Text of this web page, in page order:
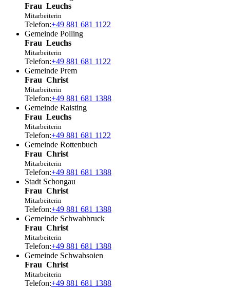
Frau Leuchs
Mitarbeiterin
Telefon:+49 881 681 1122
Gemeinde Polling
Frau Leuchs
Mitarbeiterin
Telefon:+49 881 681 1122
Gemeinde Prem
Frau Christ
Mitarbeiterin
Telefon:+49 881 681 1388
Gemeinde Raisting
Frau Leuchs
Mitarbeiterin
Telefon:+49 881 681 1122
Gemeinde Rottenbuch
Frau Christ
Mitarbeiterin
Telefon:+49 881 681 1388
Stadt Schongau
Frau Christ
Mitarbeiterin
Telefon:+49 881 681 1388
Gemeinde Schwabbruck
Frau Christ
Mitarbeiterin
Telefon:+49 881 681 1388
Gemeinde Schwabsoien
Frau Christ
Mitarbeiterin
Telefon:+49 881 681 1388